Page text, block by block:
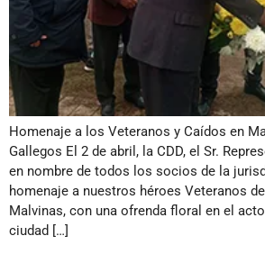
Homenaje a los Veteranos y Caídos en
Gallegos El 2 de abril, la CDD, el Sr.
en nombre de todos los socios de la
homenaje a nuestros héroes Veteranos
Malvinas, con una ofrenda floral en el
ciudad […]